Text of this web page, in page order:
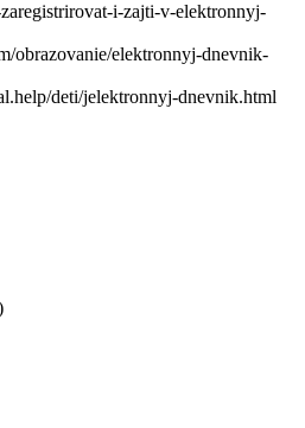
i-zajti-v-elektronnyj-
obrazovanie/elektronnyj-dnevnik-
deti/jelektronnyj-dnevnik.html